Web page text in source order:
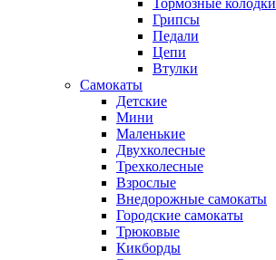
Тормозные колодки
Грипсы
Педали
Цепи
Втулки
Самокаты
Детские
Мини
Маленькие
Двухколесные
Трехколесные
Взрослые
Внедорожные самокаты
Городские самокаты
Трюковые
Кикборды